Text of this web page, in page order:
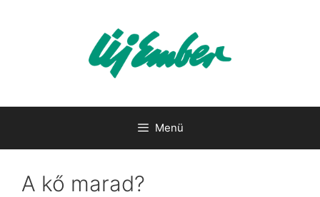
Menü
A kő marad?